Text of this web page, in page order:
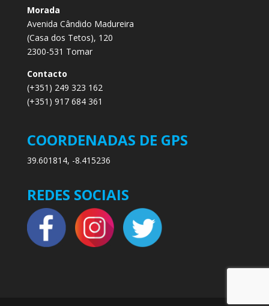
Morada
Avenida Cândido Madureira
(Casa dos Tetos), 120
2300-531 Tomar
Contacto
(+351) 249 323 162
(+351) 917 684 361
COORDENADAS DE GPS
39.601814, -8.415236
REDES SOCIAIS